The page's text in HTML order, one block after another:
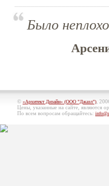
Было
© «Архитект Дизайн» (ООО "Джазл") ,
Цены, указанные на сайте, являются
По всем вопросам обращайтесь: